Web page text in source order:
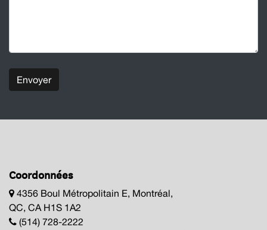
Envoyer
Coordonnées
4356 Boul Métropolitain E, Montréal,
QC, CA H1S 1A2
(514) 728-2222